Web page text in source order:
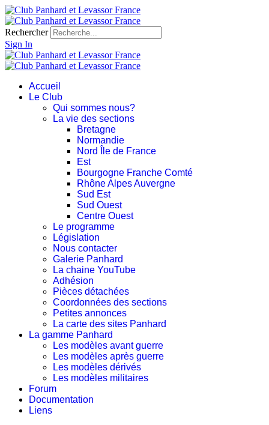
Rechercher
Sign In
Accueil
Le Club
Qui sommes nous?
La vie des sections
Bretagne
Normandie
Nord Île de France
Est
Bourgogne Franche Comté
Rhône Alpes Auvergne
Sud Est
Sud Ouest
Centre Ouest
Le programme
Législation
Nous contacter
Galerie Panhard
La chaine YouTube
Adhésion
Pièces détachées
Coordonnées des sections
Petites annonces
La carte des sites Panhard
La gamme Panhard
Les modèles avant guerre
Les modèles après guerre
Les modèles dérivés
Les modèles militaires
Forum
Documentation
Liens